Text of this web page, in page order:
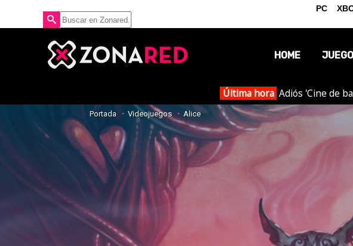
HOME
Última hora Adiós 'Cine de
Portada Videojuegos Alice
PC